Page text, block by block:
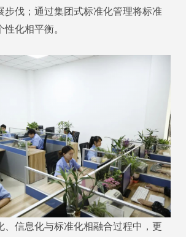
步伐；通过集团式标准化管理将标准
化相平衡。
、信息化与标准化相融合过程中，更